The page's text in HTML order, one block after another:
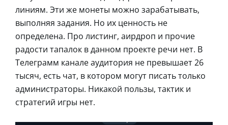
линиям. Эти же монеты можно зарабатывать,
выполняя задания. Но их ценность не
определена. Про листинг, аирдроп и прочие
радости тапалок в данном проекте речи нет. В
Телеграмм канале аудитория не превышает 26
тысяч, есть чат, в котором могут писать только
администраторы. Никакой пользы, тактик и
стратегий игры нет.